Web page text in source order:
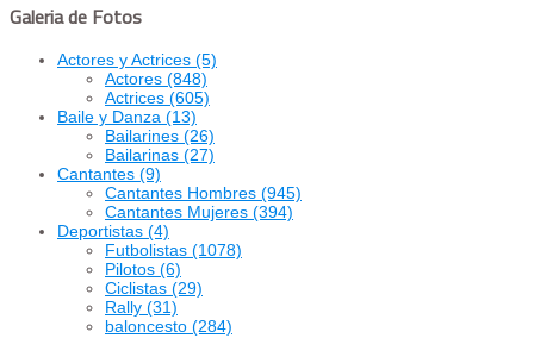
Galeria de Fotos
Actores y Actrices (5)
Actores (848)
Actrices (605)
Baile y Danza (13)
Bailarines (26)
Bailarinas (27)
Cantantes (9)
Cantantes Hombres (945)
Cantantes Mujeres (394)
Deportistas (4)
Futbolistas (1078)
Pilotos (6)
Ciclistas (29)
Rally (31)
baloncesto (284)